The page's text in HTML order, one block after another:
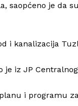
O
saopćeno je da
i kanalizacija
je iz JP
i programu